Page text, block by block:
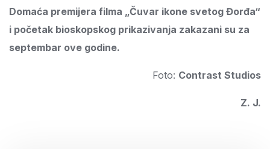
Domaća premijera filma „Čuvar ikone svetog Đorđa“
i početak bioskopskog prikazivanja zakazani su za
septembar ove godine.
Foto: Contrast Studios
Z. J.